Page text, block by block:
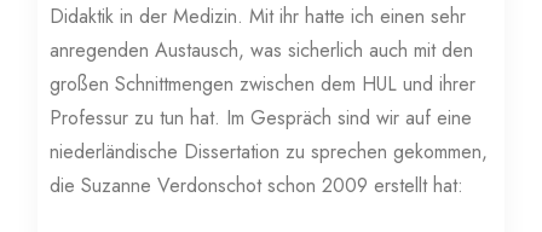
Didaktik in der Medizin. Mit ihr hatte ich einen sehr
anregenden Austausch, was sicherlich auch mit den
großen Schnittmengen zwischen dem HUL und ihrer
Professur zu tun hat. Im Gespräch sind wir auf eine
niederländische Dissertation zu sprechen gekommen,
die Suzanne Verdonschot schon 2009 erstellt hat: